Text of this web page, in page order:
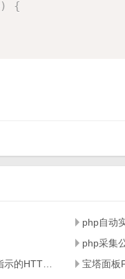
)
{
php自动
php采集
宝塔面板